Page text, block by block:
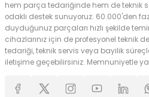
hem parça tedariğinde hem de teknik
odaklı destek sunuyoruz. 60.000'den
duyduğunuz parçaları hızlı şekilde
cihazlarınız için de profesyonel teknik
tedariği, teknik servis veya bayilik
iletişime geçebilirsiniz. Memnuniyetle